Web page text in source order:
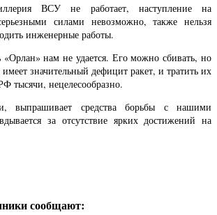
ВСУ не работает, наступление на
силами невозможно, также нельзя
инженерные работы.
«Орлан» нам не удается. Его можно сбивать, но
значительный дефицит ракет, и тратить их
тысячи, нецелесообразно.
выпрашивает средства борьбы с нашими
за отсутствие ярких достижений на
сообщают: